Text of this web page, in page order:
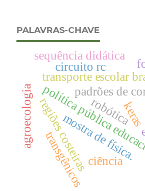
PALAVRAS-CHAVE
política pública
transporte escolar
padrões de
regiões costeirasrobótica
keras
mostra de física.
sequência didática
transgênicos
agroecologia
ciência
circuito rc